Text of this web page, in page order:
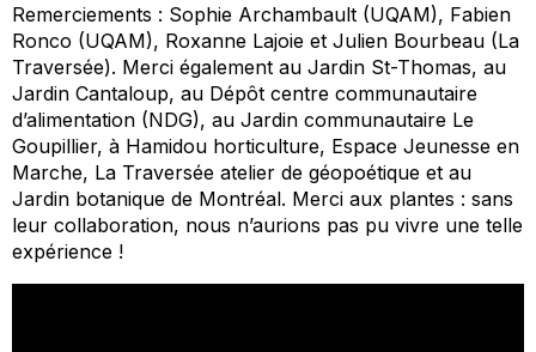
Remerciements : Sophie Archambault (UQAM), Fabien
Ronco (UQAM), Roxanne Lajoie et Julien Bourbeau (La
Traversée). Merci également au Jardin St-Thomas, au
Jardin Cantaloup, au Dépôt centre communautaire
d’alimentation (NDG), au Jardin communautaire Le
Goupillier, à Hamidou horticulture, Espace Jeunesse en
Marche, La Traversée atelier de géopoétique et au
Jardin botanique de Montréal. Merci aux plantes : sans
leur collaboration, nous n’aurions pas pu vivre une telle
expérience !